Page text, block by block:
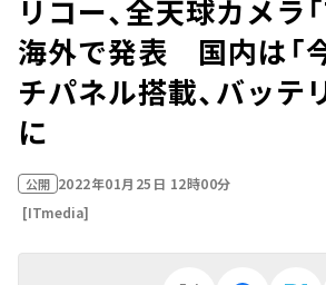
リコー、全天球カメラ
海外で発表 国内は「
チパネル搭載、バッテ
に
公開 2022年01月25日 12時00分
[ITmedia]